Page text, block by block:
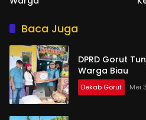
Baca Juga
DPRD Gorut
Warga Biau
Dekab Gorut Mei